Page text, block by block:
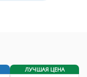
ЛУЧШАЯ ЦЕНА